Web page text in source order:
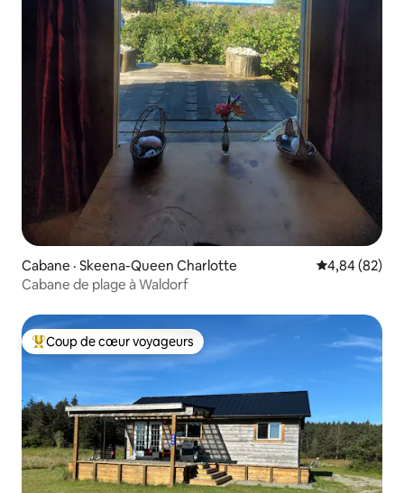
Cabane · Skeena-Queen Charlotte Note
4,84 (82)
Cabane de plage à Waldorf
Coup de cœur voyageurs parmi les plus aimés
Coup de cœur voyageurs